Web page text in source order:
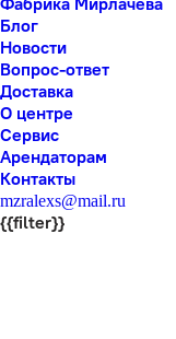
Блог
Новости
Вопрос-ответ
Доставка
О центре
Сервис
Арендаторам
Контакты
mzralexs@mail.ru
{{filter}}